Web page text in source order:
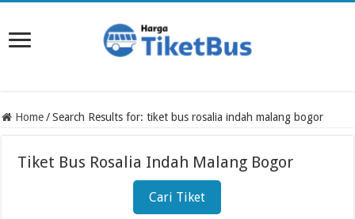
Home / Search Results for: tiket bus rosalia indah malang bogor
Tiket Bus Rosalia Indah Malang Bogor
Cari Tiket